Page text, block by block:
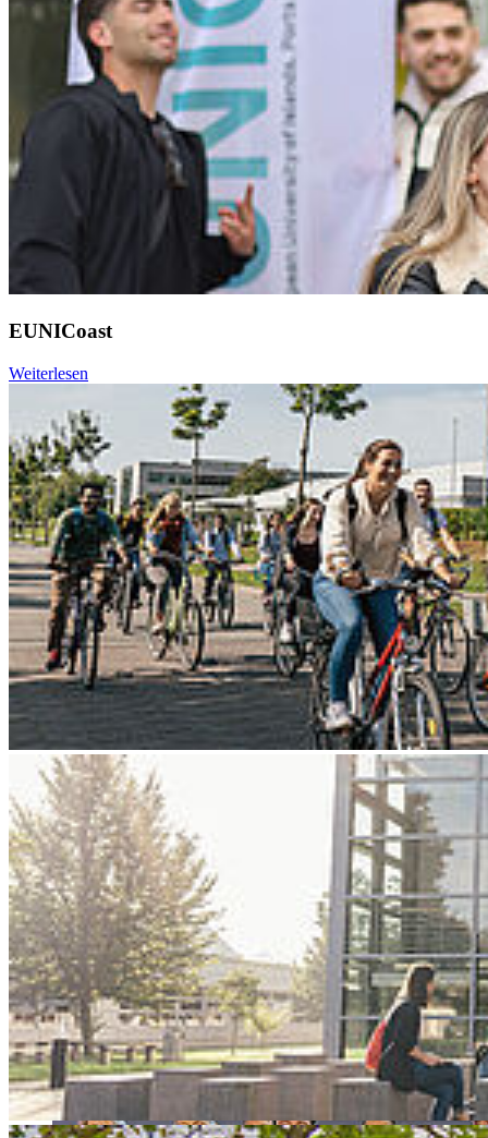
EUNICoast
Weiterlesen
Go to slide 1
Go to slide 2
Go to slide 3
Go to slide 4
Go to slide 5
Go to slide 6
Go to slide 7
Go to slide 8
Go to slide 9
Zurück
Hansestadt und Hochschule prämieren
Zukunft
28.11.2025
Regionales Bäckerei-Projekt, Gründer*innen und Second-Hand-
Kaufhaus werden ausgezeichnet und zeigen, wie Stralsund
regionales Wirtschaften lebt